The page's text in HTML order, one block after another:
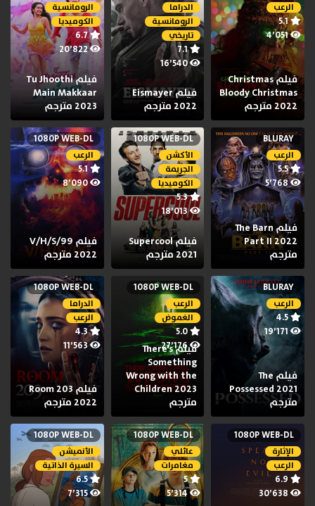
الرعب
5.1
4٬051
فيلم Christmas
Bloody Christmas
2022 مترجم
الدراما
الرومانسية
تاريخي
7.1
16٬540
فيلم Eismayer
2022 مترجم
الرومانسية
الكوميديا
6.7
20٬822
فيلم Tu Jhoothi
Main Makkaar
2023 مترجم
BLURAY
الرعب
5.5
5٬768
فيلم The Barn
Part II 2022
مترجم
1080P WEB-DL
الأكشن
الجريمة
الكوميديا
5.3
18٬013
فيلم Supercool
2021 مترجم
1080P WEB-DL
الرعب
5.1
8٬090
فيلم V/H/S/99
2022 مترجم
BLURAY
الرعب
فيلم The
Possessed 2021
مترجم
1080P WEB-DL
الرعب
الغموض
5.0
27٬176
فيلم There’s
Something
Wrong with the
Children 2023
مترجم
1080P WEB-DL
الدراما
الرعب
4.3
11٬563
فيلم Room 203
2022 مترجم
1080P WEB-DL
الإثارة
الرعب
1080P WEB-DL
عائلي
مغامرات
5
5٬314
1080P WEB-DL
الأنميشن
السيرة الذاتية
6.5
7٬315